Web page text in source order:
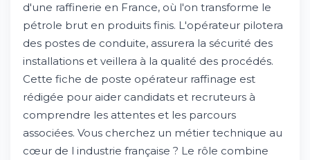
principales
Essayez Whileresume
Compétences et qualifications requises
d'une raffinerie en France, où l'on transforme le
pétrole brut en produits finis. L'opérateur pilotera
des postes de conduite, assurera la sécurité des
installations et veillera à la qualité des procédés.
Cette fiche de poste opérateur raffinage est
rédigée pour aider candidats et recruteurs à
comprendre les attentes et les parcours
associées. Vous cherchez un métier technique au
cœur de l industrie française ? Le rôle combine